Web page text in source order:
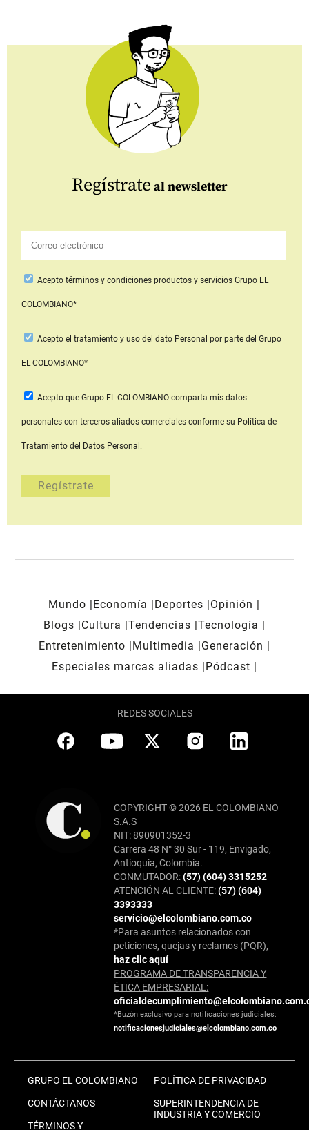
Regístrate al newsletter
Aceptotérminos y condiciones productos y serviciosGrupo EL
COLOMBIANO*
Acepto el tratamiento y uso del dato Personal por parte del Grupo
EL COLOMBIANO*
Acepto que Grupo EL COLOMBIANOcomparta mis datos
personales con terceros aliados comerciales conforme su Política de
Tratamiento del Datos Personal.
Mundo Economía Deportes
Opinión
Blogs
Cultura Tendencias Tecnología
Entretenimiento
Multimedia
Generación
Especiales marcas aliadas
Pódcast
REDES SOCIALES
COPYRIGHT © 2026 EL COLOMBIANO
S.A.S
NIT: 890901352-3
Carrera 48 N° 30 Sur - 119, Envigado,
Antioquia, Colombia.
CONMUTADOR:(57) (604) 3315252
ATENCIÓN AL CLIENTE:(57) (604)
3393333
servicio@elcolombiano.com.co
*Para asuntos relacionados con
peticiones, quejas y reclamos (PQR),
haz clic aquí
PROGRAMA DE TRANSPARENCIA Y
ÉTICA EMPRESARIAL:
*Buzón exclusivo para notificaciones judiciales:
notificacionesjudiciales@elcolombiano.com.co
GRUPO EL COLOMBIANO
CONTÁCTANOS
TÉRMINOS Y
POLÍTICA DE PRIVACIDAD
SUPERINTENDENCIA DE
INDUSTRIA Y COMERCIO